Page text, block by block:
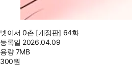
넷이서 0촌 [개정판] 64화
등록일 2026.04.09
용량7MB
300원